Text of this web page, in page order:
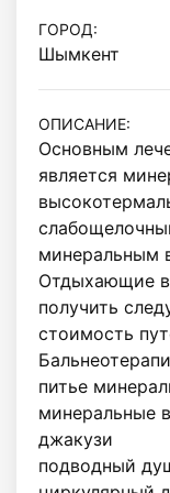
ГОРОД:
Шымкент
ОПИСАНИЕ:
Основным
является
минеральным
Отдыхающие в
получить
стоимость
питье
минеральные
джакузи
подводный